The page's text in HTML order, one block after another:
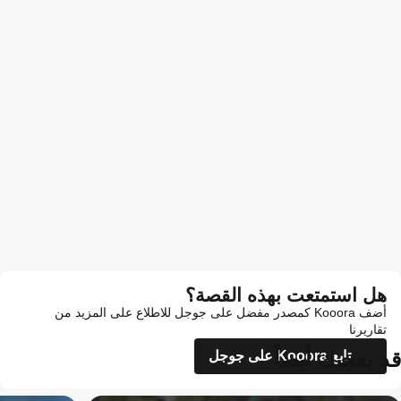
هل استمتعت بهذه القصة؟
أضف Kooora كمصدر مفضل على جوجل للاطلاع على المزيد من
تقاريرنا
تابع Kooora على جوجل
قد يعجبك أيضاً